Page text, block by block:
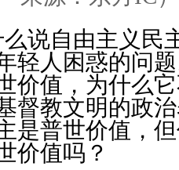
说自由主义民
轻人困惑的问
价值，为什么
督教文明的政
是普世价值，
价值吗？